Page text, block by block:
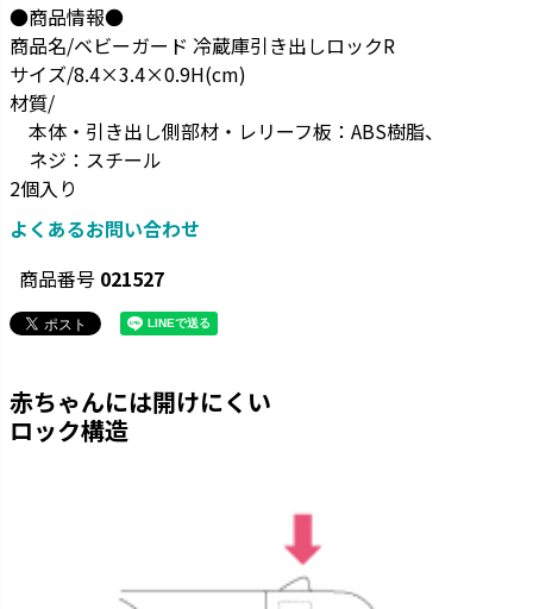
●商品情報●
商品名/ベビーガード 冷蔵庫引き出しロックR
サイズ/8.4×3.4×0.9H(cm)
材質/
本体・引き出し側部材・レリーフ板：ABS樹脂、
ネジ：スチール
2個入り
よくあるお問い合わせ
商品番号 021527
赤ちゃんには開けにくい
ロック構造